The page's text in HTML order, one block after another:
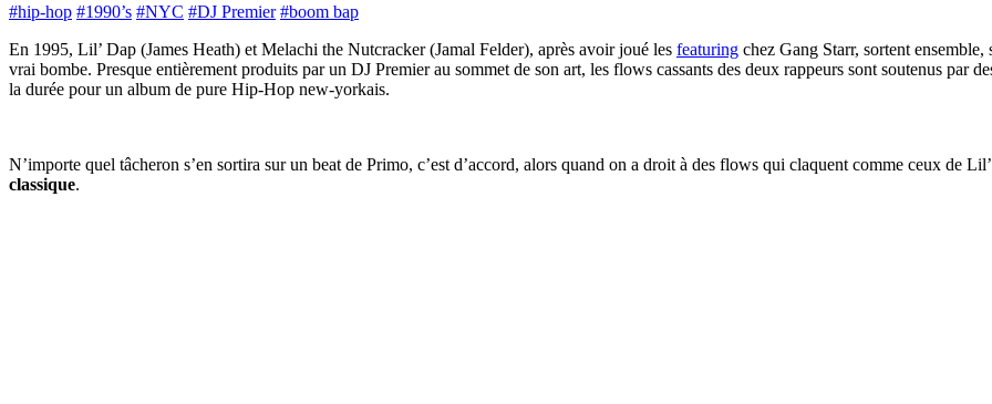
#hip-hop #1990’s #NYC #DJ Premier #boom bap
En 1995, Lil’ Dap (James Heath) et Melachi the Nutcracker (Jamal Felder), après avoir joué les featuring chez Gang Starr, sortent
vrai bombe. Presque entièrement produits par un DJ Premier au sommet de son art, les flows cassants des deux rappeurs sont soutenus par
la durée pour un album de pure Hip-Hop new-yorkais.
N’importe quel tâcheron s’en sortira sur un beat de Primo, c’est d’accord, alors quand on a droit à des flows qui claquent comme ceux de
classique.